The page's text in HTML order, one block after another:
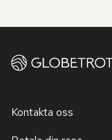
Kontakta oss